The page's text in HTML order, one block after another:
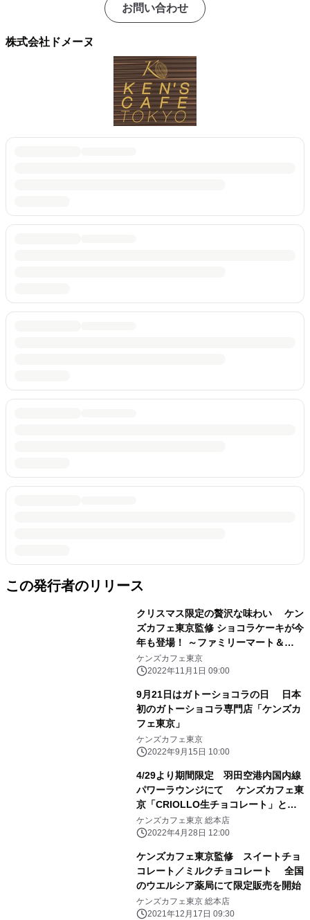
お問い合わせ
株式会社ドメーヌ
この発行者のリリース
クリスマス限定の贅沢な味わい ケン
ズカフェ東京監修 ショコラケーキが今
年も登場！ ～ファミリーマート＆
WEB数量限定で12/20(火)まで予約受
付～
ケンズカフェ東京
2022年11月1日 09:00
9月21日はガトーショコラの日 日本
初のガトーショコラ専門店「ケンズカ
フェ東京」
ケンズカフェ東京
2022年9月15日 10:00
4/29より期間限定 羽田空港内国内線
パワーラウンジにて ケンズカフェ東
京「CRIOLLO生チョコレート」とシ
ャンパーニュが 無料で楽しめるラグジ
ュアリーカード特別優待 開始
ケンズカフェ東京 総本店
2022年4月28日 12:00
ケンズカフェ東京監修 スイートチョ
コレート／ミルクチョコレート 全国
のウエルシア薬局にて限定販売を開始
ケンズカフェ東京 総本店
2021年12月17日 09:30